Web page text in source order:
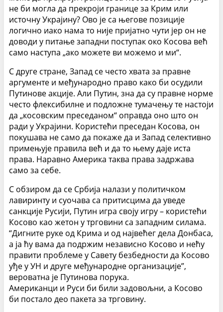
не би могла да прекроји границе за Крим или
источну Украјину? Ово је са његове позиције
логично иако нама то није пријатно чути јер он не
доводи у питање западни поступак око Косова већ
само наступа „ако можете ви можемо и ми“.
С друге стране, Запад се често хвата за правне
аргументе и међународно право како би осудили
Путинове акције. Али Путин, зна да су правне норме
често флексибилне и подложне тумачењу те настоји
да „косовским преседаном“ оправда оно што он
ради у Украјини. Користећи преседан Косова, он
покушава не само да покаже да и Запад селективно
примењује правила већ и да то њему даје иста
права. Наравно Америка таква права задржава
само за себе.
С обзиром да се Србија налази у политичком
лавиринту и суочава са притисцима да уведе
санкције Русији, Путин игра своју игру – користећи
Косово као жетон у трговини са западним силама.
“Дигните руке од Крима и од највећег дела Донбаса,
а ја ћу вама да подржим независно Косово и нећу
правити проблеме у Савету безбедности да Косово
уђе у УН и друге међународне организације”,
вероватна је Путинова порука.
Американци и Руси би били задовољни, а Косово
би постало део пакета за трговину.